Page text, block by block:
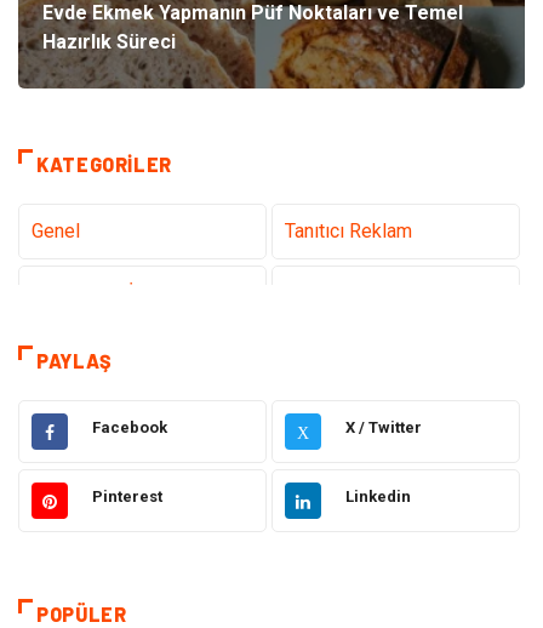
Evde Ekmek Yapmanın Püf Noktaları ve Temel
Hazırlık Süreci
KATEGORILER
Genel Tanıtıcı Reklam
Hizmet
Hukuk Emlak
Otomotiv Sağlıklı Yaşam
Moda
PAYLAŞ
Facebook X X / Twitter
Pinterest Linkedin
POPÜLER